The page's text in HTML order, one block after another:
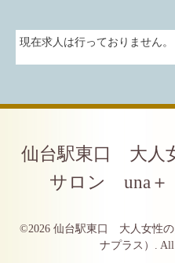
現在求人は行っておりません。
仙台駅東口 大人
サロン una＋
©2026 仙台駅東口 大人女性
ナプラス） . All